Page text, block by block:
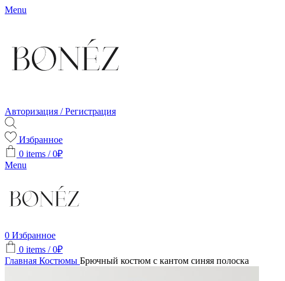
Menu
Авторизация / Регистрация
Избранное
0 items / 0₽
Menu
0 Избранное
0 items / 0₽
Главная Костюмы Брючный костюм с кантом синяя полоска